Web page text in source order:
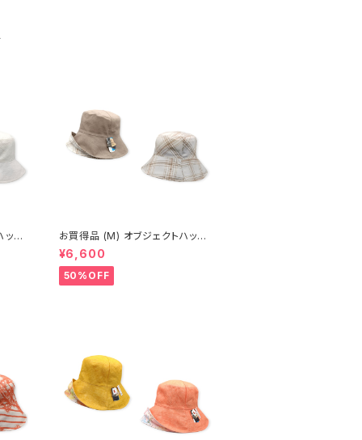
お買得品 (M) オブジェクトハット
(春夏) 14-14502
¥6,600
50%OFF